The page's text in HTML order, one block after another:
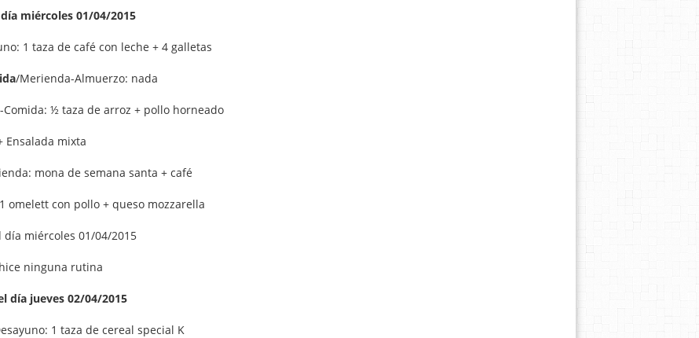
miércoles 01/04/2015
1 taza de café con leche + 4 galletas
/Merienda-Almuerzo: nada
½ taza de arroz + pollo horneado
Ensalada mixta
mona de semana santa + café
omelett con pollo + queso mozzarella
día miércoles 01/04/2015
ninguna rutina
día jueves 02/04/2015
1 taza de cereal special K